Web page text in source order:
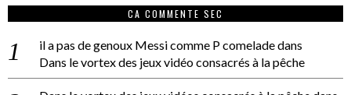
CA COMMENTE SEC
il a pas de genoux Messi comme P comeladedans
Dans le vortex des jeux vidéo consacrés à la pêche